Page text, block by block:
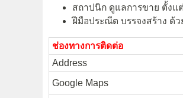
สถาปนิก ดูแลการขาย ตั้งแ
ฝีมือประณีต บรรจงสร้าง ด้ว
ช่องทางการติดต่อ
Address
Google Maps